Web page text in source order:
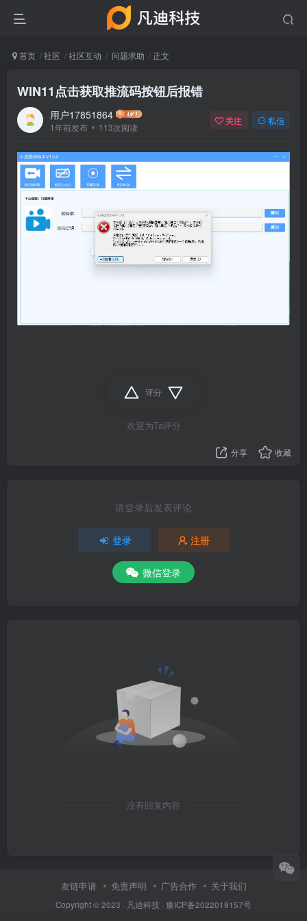
首页 社区 社区互动 问题求助 正文
WIN11点击获取推流码按钮后报错
用户17851864
1年前发布 113次阅读
关注 私信
评分
欢迎为Ta评分
分享 收藏
请登录后发表评论
登录 注册
微信登录
没有回复内容
友链申请 免责声明 广告合作 关于我们
Copyright © 2023 · 凡迪科技 · 豫ICP备2022019157号